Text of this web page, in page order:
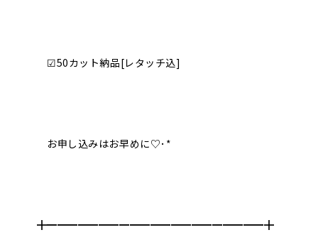
☑︎50カット納品[レタッチ込]
お申し込みはお早めに♡･*
╋━━━━━━━━━━━━━━━━━━━━━╋